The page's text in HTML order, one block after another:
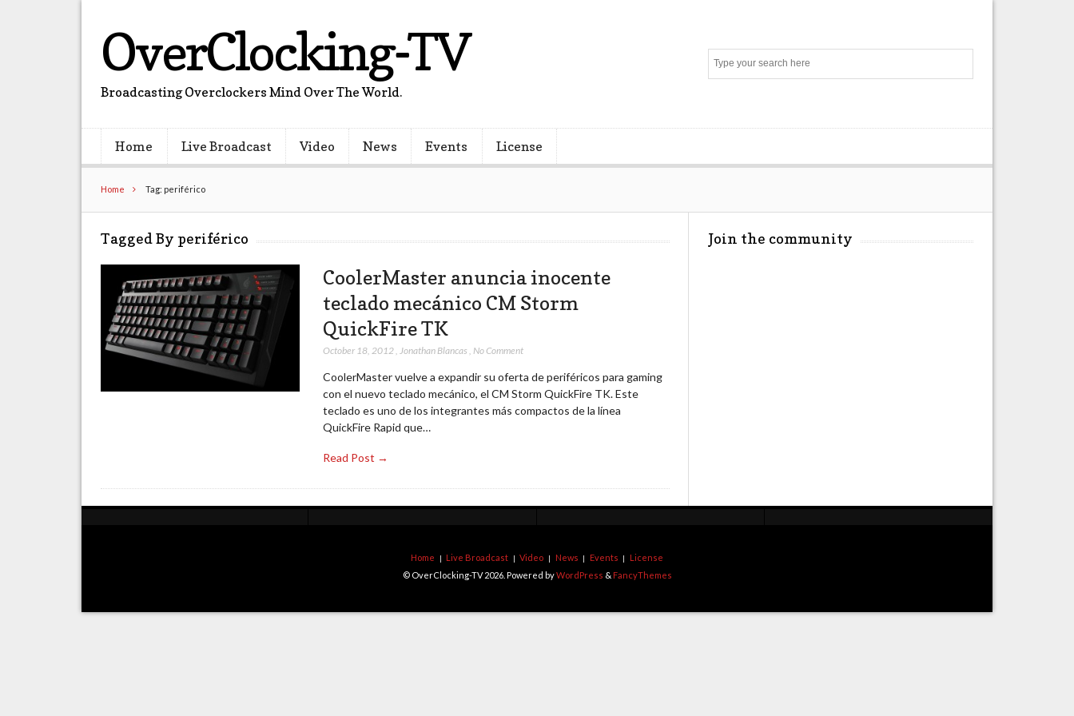
OverClocking-TV
Broadcasting Overclockers Mind Over The World.
Home Live Broadcast Video News Events License
Home Tag: periférico
Tagged By periférico
CoolerMaster anuncia inocente
teclado mecánico CM Storm
QuickFire TK
October 18, 2012, Jonathan Blancas No Comment
CoolerMaster vuelve a expandir su oferta de periféricos para gaming
con el nuevo teclado mecánico, el CM Storm QuickFire TK. Este
teclado es uno de los integrantes más compactos de la línea
QuickFire Rapid que…
Read Post →
Join the community
Home Live Broadcast Video News Events
License
© OverClocking-TV 2026. Powered byWordPress & FancyThemes